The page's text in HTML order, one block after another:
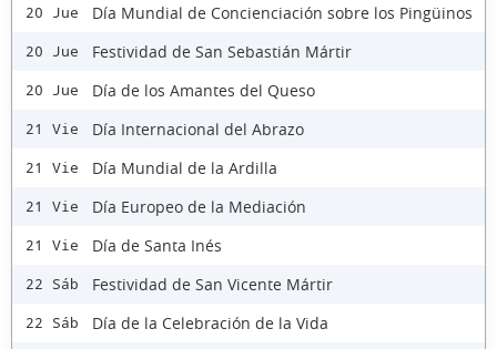
20 Jue Día Mundial de Concienciación sobre los Pingüinos
20 Jue Festividad de San Sebastián Mártir
20 Jue Día de los Amantes del Queso
21 Vie Día Internacional del Abrazo
21 Vie Día Mundial de la Ardilla
21 Vie Día Europeo de la Mediación
21 Vie Día de Santa Inés
22 Sáb Festividad de San Vicente Mártir
22 Sáb Día de la Celebración de la Vida